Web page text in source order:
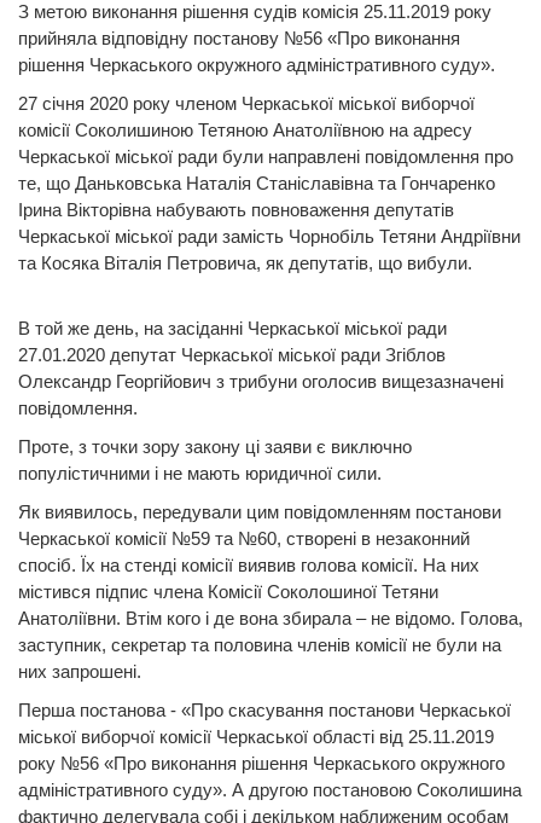
З метою виконання рішення судів комісія 25.11.2019 року
прийняла відповідну постанову №56 «Про виконання
рішення Черкаського окружного адміністративного суду».
27 січня 2020 року членом Черкаської міської виборчої
комісії Соколишиною Тетяною Анатоліївною на адресу
Черкаської міської ради були направлені повідомлення про
те, що Даньковська Наталія Станіславівна та Гончаренко
Ірина Вікторівна набувають повноваження депутатів
Черкаської міської ради замість Чорнобіль Тетяни Андріївни
та Косяка Віталія Петровича, як депутатів, що вибули.
В той же день, на засіданні Черкаської міської ради
27.01.2020 депутат Черкаської міської ради Згіблов
Олександр Георгійович з трибуни оголосив вищезазначені
повідомлення.
Проте, з точки зору закону ці заяви є виключно
популістичними і не мають юридичної сили.
Як виявилось, передували цим повідомленням постанови
Черкаської комісії №59 та №60, створені в незаконний
спосіб. Їх на стенді комісії виявив голова комісії. На них
містився підпис члена Комісії Соколошиної Тетяни
Анатоліївни. Втім кого і де вона збирала – не відомо. Голова,
заступник, секретар та половина членів комісії не були на
них запрошені.
Перша постанова - «Про скасування постанови Черкаської
міської виборчої комісії Черкаської області від 25.11.2019
року №56 «Про виконання рішення Черкаського окружного
адміністративного суду». А другою постановою Соколишина
фактично делегувала собі і декільком наближеним особам